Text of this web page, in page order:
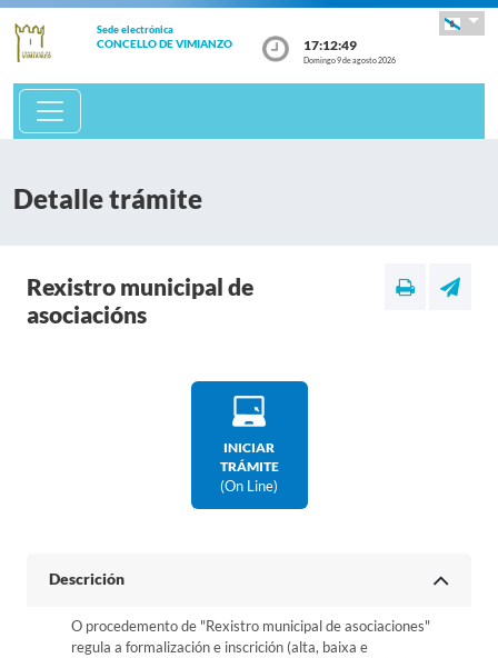
Sede electrónica
CONCELLO DE VIMIANZO 17:12:49
Domingo 9 de agosto 2026
Detalle trámite
Rexistro municipal de
asociacións
INICIAR
TRÁMITE
(on Line)
Descrición
O procedemento de "Rexistro municipal de asociaciones"
regula a formalización e inscrición (alta, baixa e